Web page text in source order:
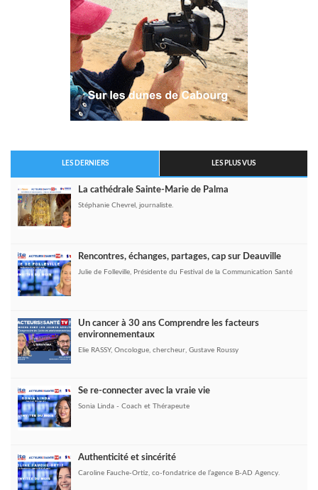
LES DERNIERS LES PLUS VUS
La cathédrale Sainte-Marie de Palma
Stéphanie Chevrel, journaliste.
Rencontres, échanges, partages, cap sur Deauville
Julie de Folleville, Présidente du Festival de la Communication Santé
Un cancer à 30 ans Comprendre les facteurs
environnementaux
Elie RASSY, Oncologue, chercheur, Gustave Roussy
Se re-connecter avec la vraie vie
Sonia Linda - Coach et Thérapeute
Authenticité et sincérité
Caroline Fauche-Ortiz, co-fondatrice de l’agence B-AD Agency.